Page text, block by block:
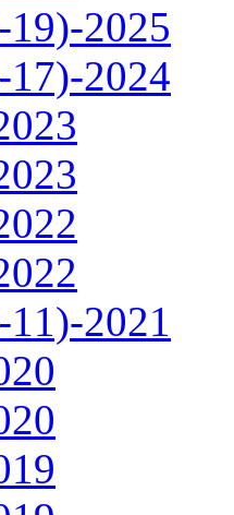
2025
2024
2021